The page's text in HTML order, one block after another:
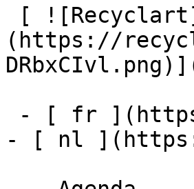
(https://
- [ nl